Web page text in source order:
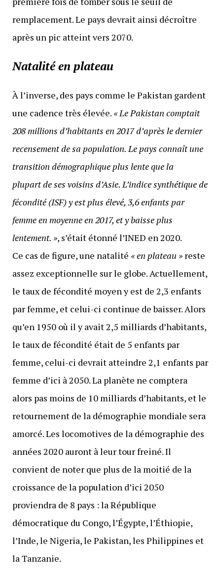
remplacement. Le pays devrait ainsi décroître
après un pic atteint vers 2070.
Natalité en plateau
À l’inverse, des pays comme le Pakistan gardent
une cadence très élevée. « Le Pakistan comptait
208 millions d’habitants en 2017 d’après le dernier
recensement de sa population. Le pays connaît une
transition démographique plus lente que la
plupart de ses voisins d’Asie. L’indice synthétique de
fécondité (ISF) y est plus élevé, 3,6 enfants par
femme en moyenne en 2017, et y baisse plus
lentement. », s’était étonné l’INED en 2020.
Ce cas de figure, une natalité « en plateau »reste
assez exceptionnelle sur le globe. Actuellement,
le taux de fécondité moyen y est de 2,3 enfants
par femme, et celui-ci continue de baisser. Alors
qu’en 1950 où il y avait 2,5 milliards d’habitants,
le taux de fécondité était de 5 enfants par
femme, celui-ci devrait atteindre 2,1 enfants par
femme d’ici à 2050. La planète ne comptera
alors pas moins de 10 milliards d’habitants, et le
retournement de la démographie mondiale sera
amorcé. Les locomotives de la démographie des
années 2020 auront à leur tour freiné. Il
convient de noter que plus de la moitié de la
croissance de la population d’ici 2050
proviendra de 8 pays : la République
démocratique du Congo, l’Égypte, l’Éthiopie,
l’Inde, le Nigeria, le Pakistan, les Philippines et
la Tanzanie.